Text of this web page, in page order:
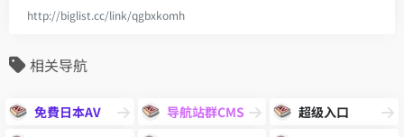
http://biglist.cc/link/qgbxkomh
相关导航
免費日本AV 导航站群CMS
超级入口